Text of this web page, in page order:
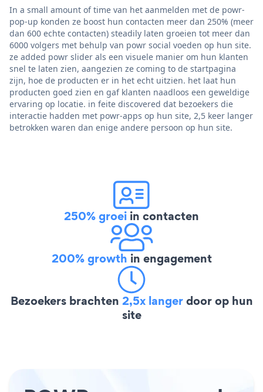
In a small amount of time van het aanmelden met de powr-
pop-up konden ze boost hun contacten meer dan 250% (meer
dan 600 echte contacten) steadily laten groeien tot meer dan
6000 volgers met behulp van powr social voeden op hun site.
ze added powr slider als een visuele manier om hun klanten
snel te laten zien, aangezien ze coming to de startpagina
zijn, hoe de producten er in het echt uitzien. het laat hun
producten goed zien en gaf klanten naadloos een geweldige
ervaring op locatie. in feite discovered dat bezoekers die
interactie hadden met powr-apps op hun site, 2,5 keer langer
betrokken waren dan enige andere persoon op hun site.
250% groei in contacten
200% growth in engagement
Bezoekers brachten 2,5x langerdoor op hun
site